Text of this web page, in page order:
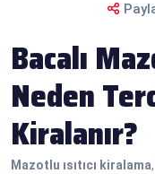
Bacalı
Neden
Kiralanır?
Mazotlu ısıtıcı kiralama